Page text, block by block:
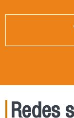
Redes